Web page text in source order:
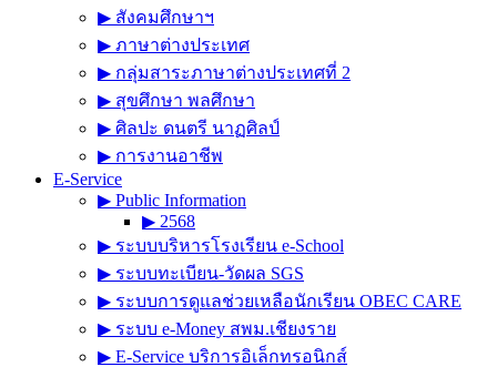
▶︎ สังคมศึกษาฯ
▶︎ ภาษาต่างประเทศ
▶︎ กลุ่มสาระภาษาต่างประเทศที่ 2
▶︎ สุขศึกษา พลศึกษา
▶︎ ศิลปะ ดนตรี นาฏศิลป์
▶︎ การงานอาชีพ
E-Service
▶︎ Public Information
▶︎ 2568
▶︎ ระบบบริหารโรงเรียน e-School
▶︎ ระบบทะเบียน-วัดผล SGS
▶︎ ระบบการดูแลช่วยเหลือนักเรียน OBEC CARE
▶︎ ระบบ e-Money สพม.เชียงราย
▶︎ E-Service บริการอิเล็กทรอนิกส์